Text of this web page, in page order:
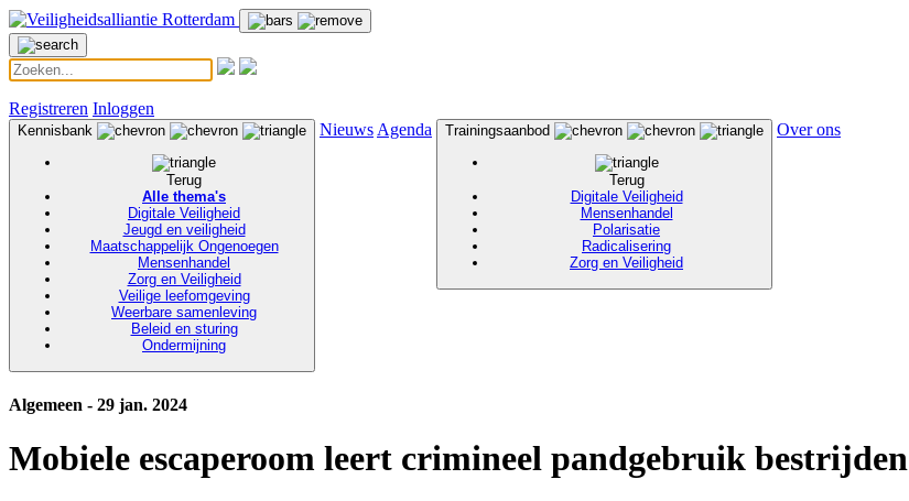
Registreren Inloggen
Kennisbank
Terug
Alle thema's
Digitale Veiligheid
Jeugd en veiligheid
Maatschappelijk Ongenoegen
Mensenhandel
Zorg en Veiligheid
Veilige leefomgeving
Weerbare samenleving
Beleid en sturing
Ondermijning
Nieuws Agenda Trainingsaanbod
Terug
Digitale Veiligheid
Mensenhandel
Polarisatie
Radicalisering
Zorg en Veiligheid
Over ons
Algemeen - 29 jan. 2024
Mobiele escaperoom leert crimineel pandgebruik bestrijden